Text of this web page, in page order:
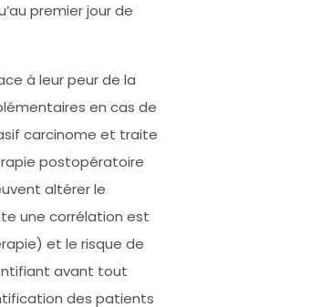
premier jour de
à leur peur de la
en cas de
carcinome et traite
postopératoire
altérer le
une corrélation est
et le risque de
avant tout
des patients